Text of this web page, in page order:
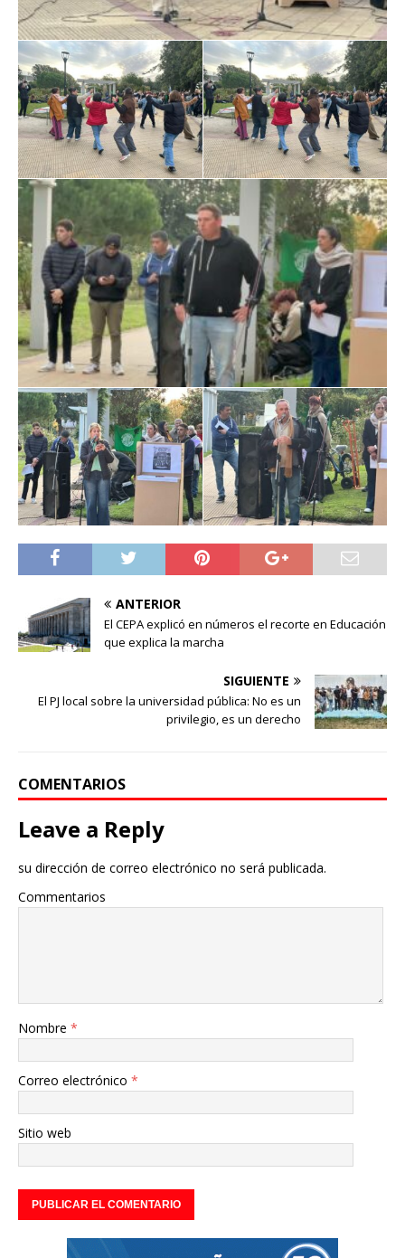
ANTERIOR
El CEPA explicó en números el recorte en Educación
que explica la marcha
SIGUIENTE
El PJ local sobre la universidad pública: No es un
privilegio, es un derecho
COMENTARIOS
Leave a Reply
su dirección de correo electrónico no será publicada.
Commentarios
Nombre *
Correo electrónico *
Sitio web